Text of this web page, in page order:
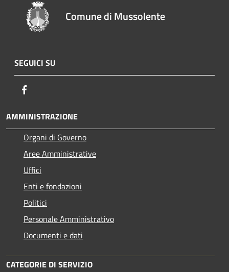
Comune di Mussolente
SEGUICI SU
AMMINISTRAZIONE
Organi di Governo
Aree Amministrative
Uffici
Enti e fondazioni
Politici
Personale Amministrativo
Documenti e dati
CATEGORIE DI SERVIZIO